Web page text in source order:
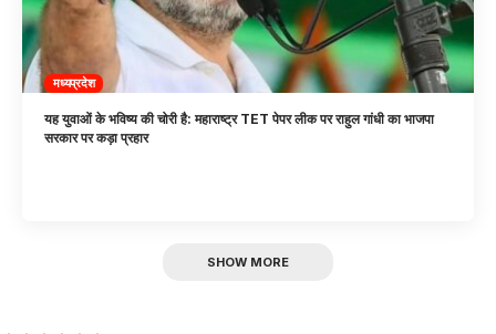
मध्यप्रदेश
यह युवाओं के भविष्य की चोरी है: महाराष्ट्र TET पेपर लीक पर राहुल गांधी का भाजपा
सरकार पर कड़ा प्रहार
SHOW MORE